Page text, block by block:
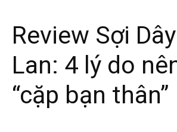
Review Sợi
Lan: 4 lý do
“cặp bạn thân”